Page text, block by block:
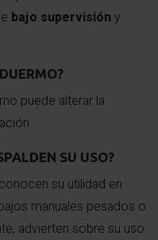
bajo supervisión y
puede alterar la
SU USO?
su utilidad en
manuales pesados o
advierten sobre su uso